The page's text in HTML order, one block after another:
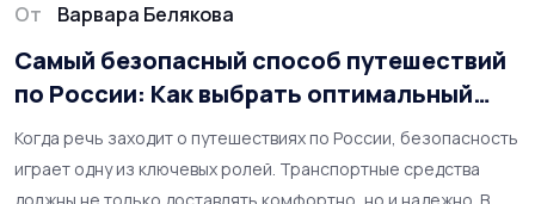
От Варвара Белякова
Самый безопасный способ путешествий
по России: Как выбрать оптимальный
транспорт
Когда речь заходит о путешествиях по России, безопасность
играет одну из ключевых ролей. Транспортные средства